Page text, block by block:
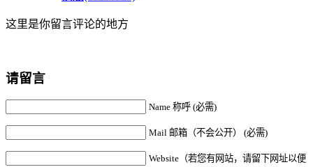
这里是你留言评论的地方
请留言
Name 称呼 (必需)
Mail 邮箱（不会公开） (必需)
Website（若您有网站，请留下网址以便